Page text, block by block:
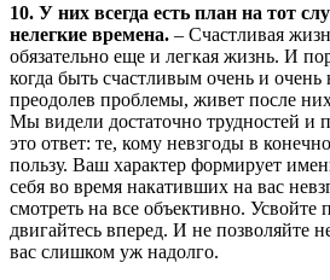
10. У них всегда есть план на тот
нелегкие времена. – Счастливая
обязательно еще и легкая жизнь. И
когда быть счастливым очень и очень
преодолев проблемы, живет после
Мы видели достаточно трудностей и
это ответ: те, кому невзгоды в
пользу. Ваш характер формирует
себя во время накативших на вас
смотреть на все объективно.
двигайтесь вперед. И не позволяйте
вас слишком уж надолго.